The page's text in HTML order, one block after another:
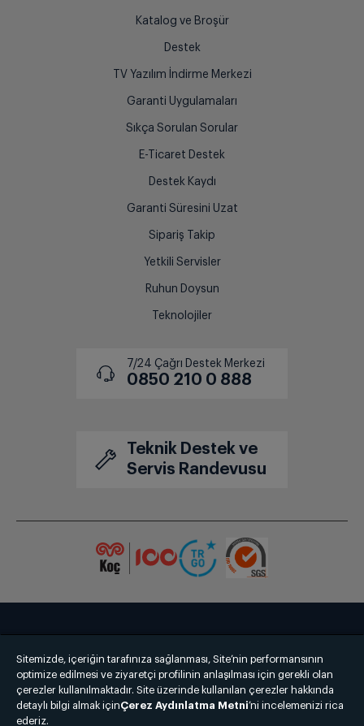
Katalog ve Broşür
Destek
TV Yazılım İndirme Merkezi
Garanti Uygulamaları
Sıkça Sorulan Sorular
E-Ticaret Destek
Destek Kaydı
Garanti Süresini Uzat
Sipariş Takip
Yetkili Servisler
Ruhun Doysun
Teknolojiler
7/24 Çağrı Destek Merkezi
0850 210 0 888
Teknik Destek ve
Servis Randevusu
Satış Sözleşmesi
© 2025 grundig.com.tr
Sitemizde, içeriğin tarafınıza sağlanması, Site’nin performansının
optimize edilmesi ve ziyaretçi profilinin anlaşılması için gerekli olan
çerezler kullanılmaktadır. Site üzerinde kullanılan çerezler hakkında
detaylı bilgi almak içinÇerez Aydınlatma Metni’ni incelemenizi rica
ederiz.